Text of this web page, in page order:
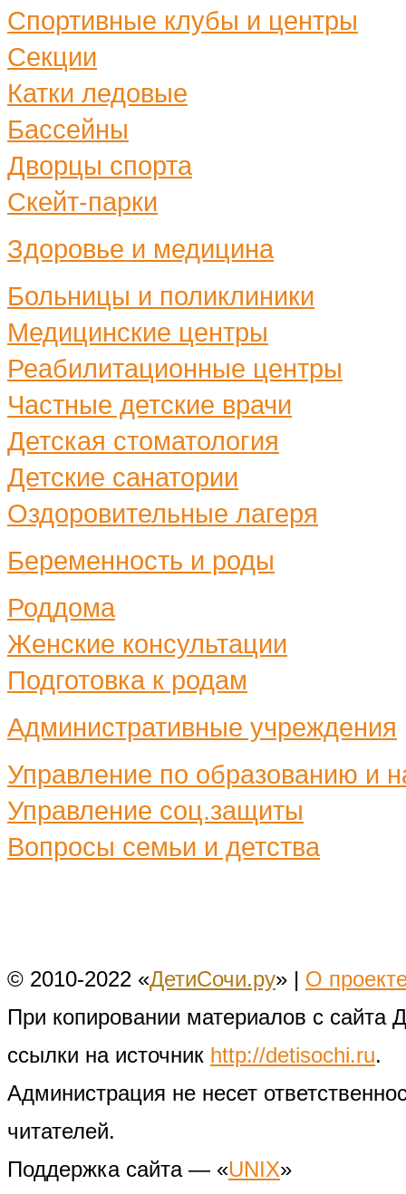
Спортивные клубы и центры
Секции
Катки ледовые
Бассейны
Дворцы спорта
Скейт-парки
Здоровье и медицина
Больницы и поликлиники
Медицинские центры
Реабилитационные центры
Частные детские врачи
Детская стоматология
Детские санатории
Оздоровительные лагеря
Беременность и роды
Роддома
Женские консультации
Подготовка к родам
Административные учреждения
Управление по образованию и
Управление соц.защиты
Вопросы семьи и детства
© 2010-2022 «ДетиСочи.ру» | О
При копировании материалов с сайта
ссылки на источник http://detisochi.ru.
Администрация не несет
читателей.
Поддержка сайта — «UNIX»